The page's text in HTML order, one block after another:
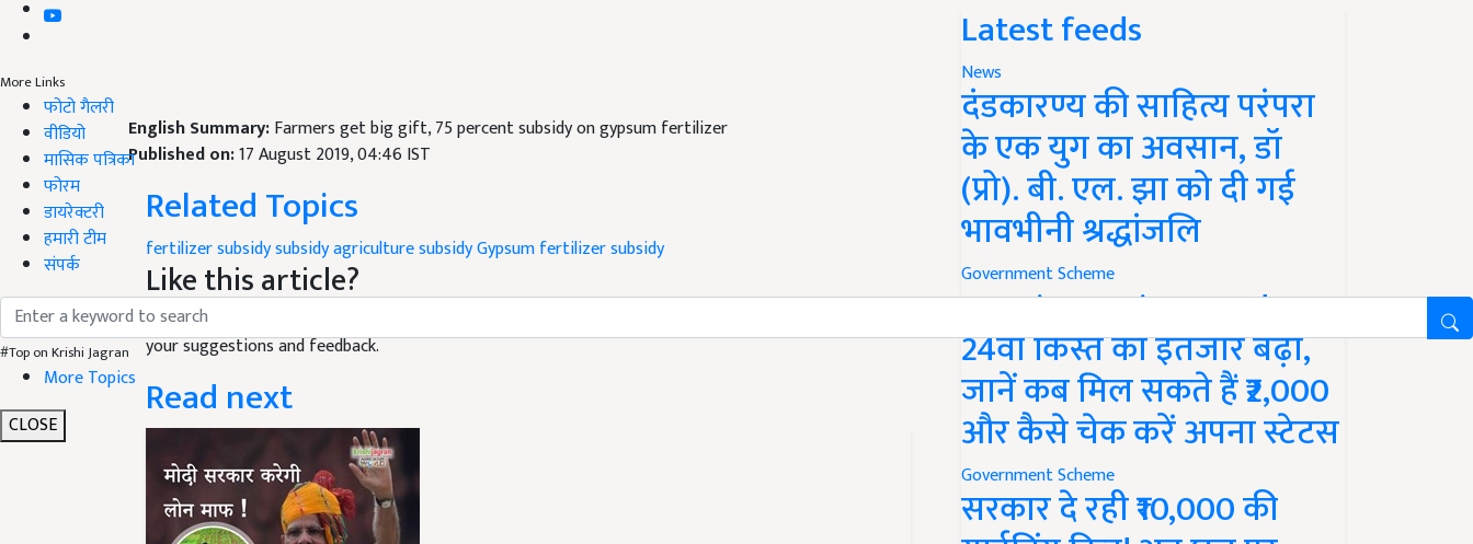
More Links
फोटो गैलरी
वीडियो
मासिक पत्रिका
फोरम
डायरेक्टरी
हमारी टीम
संपर्क
#Top on Krishi Jagran
More Topics
CLOSE
English Summary:Farmers get big gift, 75 percent subsidy on gypsum fertilizer
Published on:17 August 2019, 04:46 IST
Related Topics
fertilizer subsidysubsidyagriculture subsidyGypsum fertilizer subsidy
Like this article?
Hey! I am
your suggestions and feedback.
Read next
Latest feeds
News
दंडकारण्य की साहित्य परंपरा
के एक युग का अवसान, डॉ
(प्रो). बी. एल. झा को दी गई
भावभीनी श्रद्धांजलि
Government Scheme
PM Kisan Yojana Update:
24वीं किस्त का इंतजार बढ़ा,
जानें कब मिल सकते हैं ₹2,000
और कैसे चेक करें अपना स्टेटस
Government Scheme
सरकार दे रही ₹10,000 की